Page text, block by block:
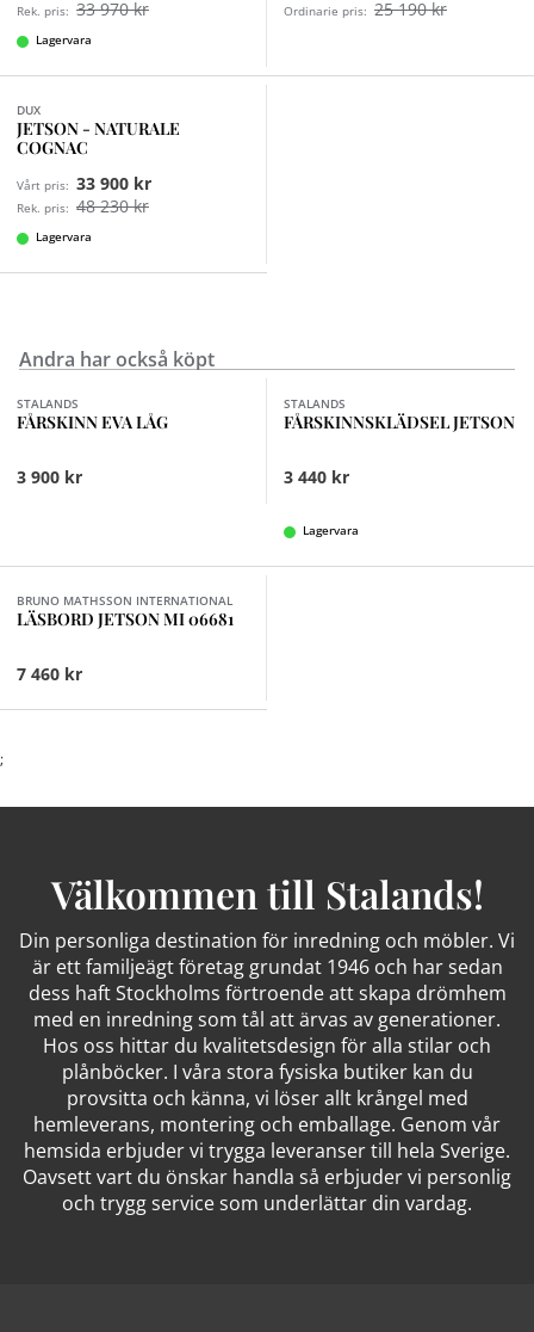
Rek. pris: 33 970 kr
Lagervara
Ordinarie pris: 25 190 kr
DUX
JETSON - NATURALE
COGNAC
Vårt pris: 33 900 kr
Rek. pris: 48 230 kr
Lagervara
Andra har också köpt
Finns i fler val (6)
STALANDS
FÅRSKINN EVA LÅG
3 900 kr
STALANDS
FÅRSKINNSKLÄDSEL JETSON
3 440 kr
Lagervara
BRUNO MATHSSON INTERNATIONAL
LÄSBORD JETSON MI 06681
7 460 kr
;
Välkommen till Stalands!
Din personliga destination för inredning och möbler. Vi
är ett familjeägt företag grundat 1946 och har sedan
dess haft Stockholms förtroende att skapa drömhem
med en inredning som tål att ärvas av generationer.
Hos oss hittar du kvalitetsdesign för alla stilar och
plånböcker. I våra stora fysiska butiker kan du
provsitta och känna, vi löser allt krångel med
hemleverans, montering och emballage. Genom vår
hemsida erbjuder vi trygga leveranser till hela Sverige.
Oavsett vart du önskar handla så erbjuder vi personlig
och trygg service som underlättar din vardag.